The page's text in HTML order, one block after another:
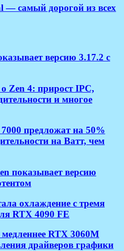
— самый дорогой из всех
версию 3.17.2 с
Zen 4: прирост IPC,
и многое
предложат на 50%
на Ватт, чем
показывает версию
охлаждение с тремя
RTX 4090 FE
RTX 3060M
драйверов графики